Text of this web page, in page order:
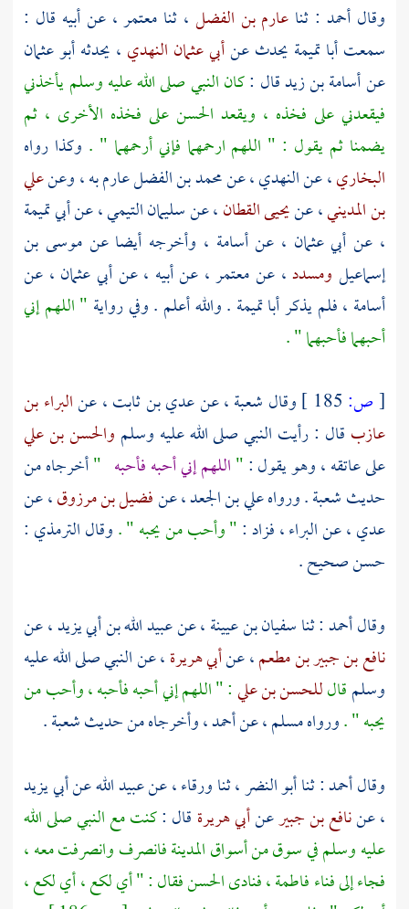
وقالأحمد : ثنا عارم بن الفضل ، ثنا معتمر، عن أبيه قال :
سمعتأبا تميمة يحدث عنأبي عثمان النهدي ، يحدثهأبو عثمان
عنأسامة بن زيدقال :كان النبي صلى الله عليه وسلم يأخذني
فيقعدني على فخذه ، ويقعد الحسن على فخذه الأخرى ، ثم
يضمنا ثم يقول : " اللهم ارحمهما فإني أرحمهما " . وكذا رواه
البخاري، عنالنهدي، عنمحمد بن الفضلعارم به ، وعنعلي
بن المديني، عنيحيى القطان، عنسليمان التيمي، عنأبي تميمة
، عن أبي عثمان ، عنأسامة ، وأخرجه أيضا عنموسى بن
إسماعيل ومسدد، عنمعتمر، عن أبيه ، عنأبي عثمان ، عن
أسامة ، فلم يذكرأبا تميمة . والله أعلم . وفي رواية " اللهم إني
أحبهما فأحبهما " .
[ص: وقال شعبة، عنعدي بن ثابت، عنالبراء بن
عازب قال : رأيت النبي صلى الله عليه وسلم والحسن بن علي
على عاتقه ، وهو يقول :"اللهم إني أحبه فأحبه "أخرجاه من
حديثشعبة. ورواهعلي بن الجعد، عنفضيل بن مرزوق، عن
عدي، عنالبراء، فزاد :" وأحب من يحبه " .وقالالترمذي :
حسن صحيح .
وقالأحمد: ثناسفيان بن عيينة، عنعبيد الله بن أبي يزيد، عن
نافع بن جبير بن مطعم، عنأبي هريرة، عن النبي صلى الله عليه
وسلمقالللحسن بن علي: " اللهم إني أحبه فأحبه ، وأحب من
يحبه " .ورواهمسلم، عنأحمد، وأخرجاه من حديثشعبة.
وقالأحمد: ثناأبو النضر، ثناورقاء، عنعبيد اللهعنأبي يزيد
، عننافع بن جبيرعنأبي هريرة قال :كنت مع النبي صلى الله
عليه وسلم في سوق من أسواقالمدينةفانصرف وانصرفت معه ،
فجاء إلى فناءفاطمة، فنادىالحسنفقال : " أي لكع ، أي لكع ،